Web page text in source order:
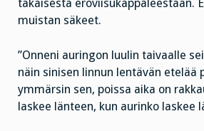
takaisesta eroviisukappaleestaan.
muistan säkeet.
”Onneni auringon luulin taivaalle
näin sinisen linnun lentävän etelää
ymmärsin sen, poissa aika on
laskee länteen, kun aurinko laskee